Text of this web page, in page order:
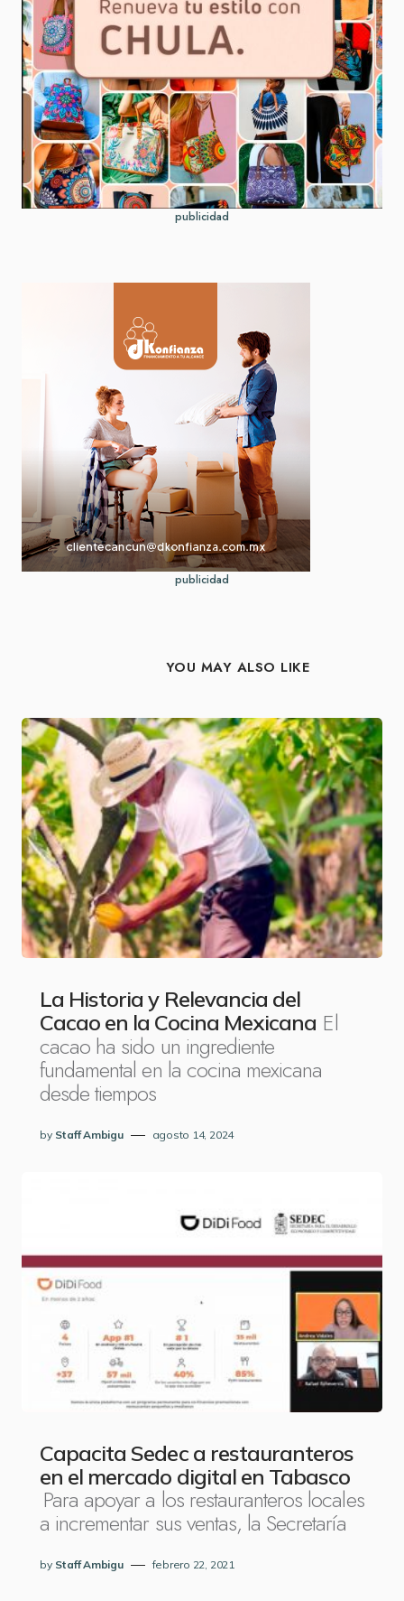
publicidad
publicidad
YOU MAY ALSO LIKE
La Historia y Relevancia del
Cacao en la Cocina Mexicana El
cacao ha sido un ingrediente
fundamental en la cocina mexicana
desde tiempos
by Staff Ambigu agosto 14, 2024
Capacita Sedec a restauranteros
en el mercado digital en Tabasco
Para apoyar a los restauranteros locales
a incrementar sus ventas, la Secretaría
by Staff Ambigu febrero 22, 2021